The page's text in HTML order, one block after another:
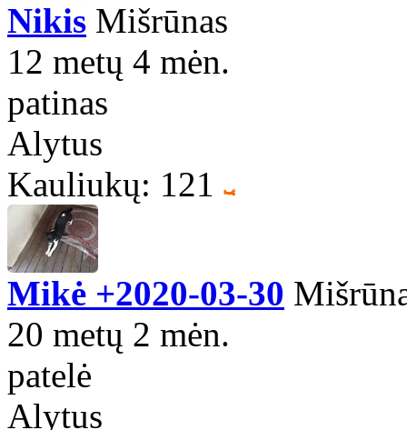
Nikis Mišrūnas
12 metų 4 mėn.
patinas
Alytus
Kauliukų: 121
Mikė +2020-03-30
20 metų 2 mėn.
patelė
Alytus